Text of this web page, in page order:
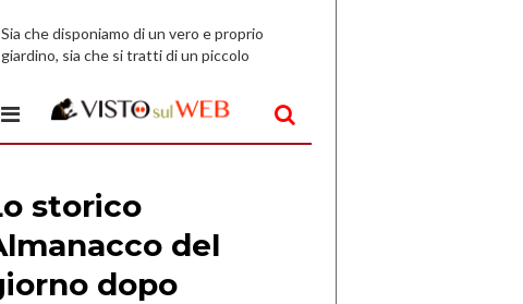
Sia che disponiamo di un vero e proprio
giardino, sia che si tratti di un piccolo